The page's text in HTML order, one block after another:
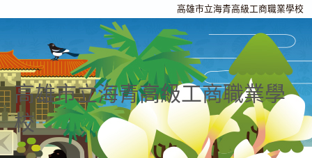
高雄市立海青高級工商職業學校
高雄市立海青高級工商職業學
校